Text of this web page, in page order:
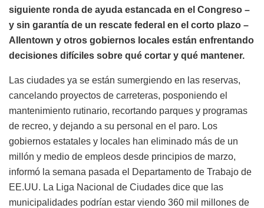
siguiente ronda de ayuda estancada en el Congreso –
y sin garantía de un rescate federal en el corto plazo –
Allentown y otros gobiernos locales están enfrentando
decisiones difíciles sobre qué cortar y qué mantener.
Las ciudades ya se están sumergiendo en las reservas,
cancelando proyectos de carreteras, posponiendo el
mantenimiento rutinario, recortando parques y programas
de recreo, y dejando a su personal en el paro. Los
gobiernos estatales y locales han eliminado más de un
millón y medio de empleos desde principios de marzo,
informó la semana pasada el Departamento de Trabajo de
EE.UU. La Liga Nacional de Ciudades dice que las
municipalidades podrían estar viendo 360 mil millones de